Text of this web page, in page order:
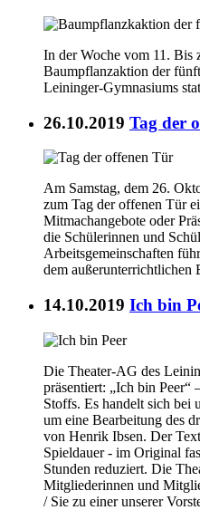
In der Woche vom 11. Bis
Baumpflanzaktion der
Leininger-Gymnasiums
26.10.2019 Tag der
Am Samstag, dem 26.
zum Tag der offenen Tür
Mitmachangebote oder
die Schülerinnen und
Arbeitsgemeinschaften
dem außerunterrichtlichen
14.10.2019 Ich bin
Die Theater-AG des
präsentiert: „Ich bin Peer“
Stoffs. Es handelt sich bei
um eine Bearbeitung des
von Henrik Ibsen. Der
Spieldauer - im Original
Stunden reduziert. Die
Mitgliederinnen und
/ Sie zu einer unserer